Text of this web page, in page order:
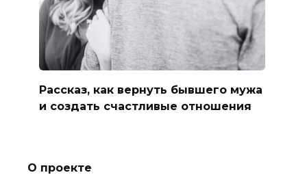
Рассказ, как вернуть бывшего мужа
и создать счастливые отношения
О проекте